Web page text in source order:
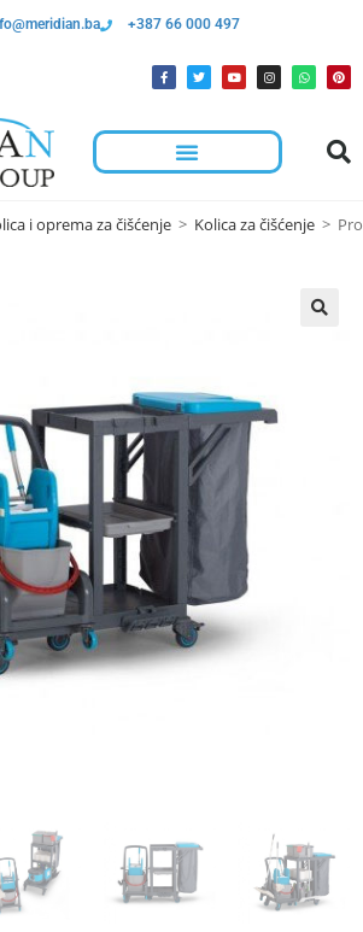
+387 66 000 497
i oprema za čišćenje > Kolica za čišćenje >